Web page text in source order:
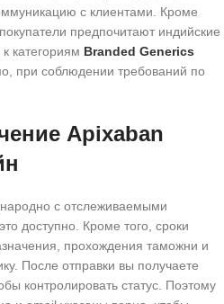
с клиентами. Кроме
предпочитают индийские
категориям Branded Generics
при соблюдении требований по
Apixaban
с отслеживаемыми
доступно. Кроме того, сроки
прохождения таможни и
После отправки вы получаете
контролировать статус. Поэтому